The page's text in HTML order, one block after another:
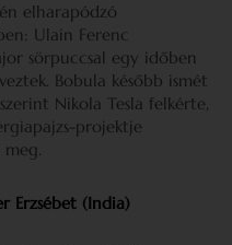
elharapódzó
Ulain Ferenc
sörpuccsal egy időben
Bobula később ismét
Nikola Tesla felkérte,
projektje
meg.
Erzsébet (India)